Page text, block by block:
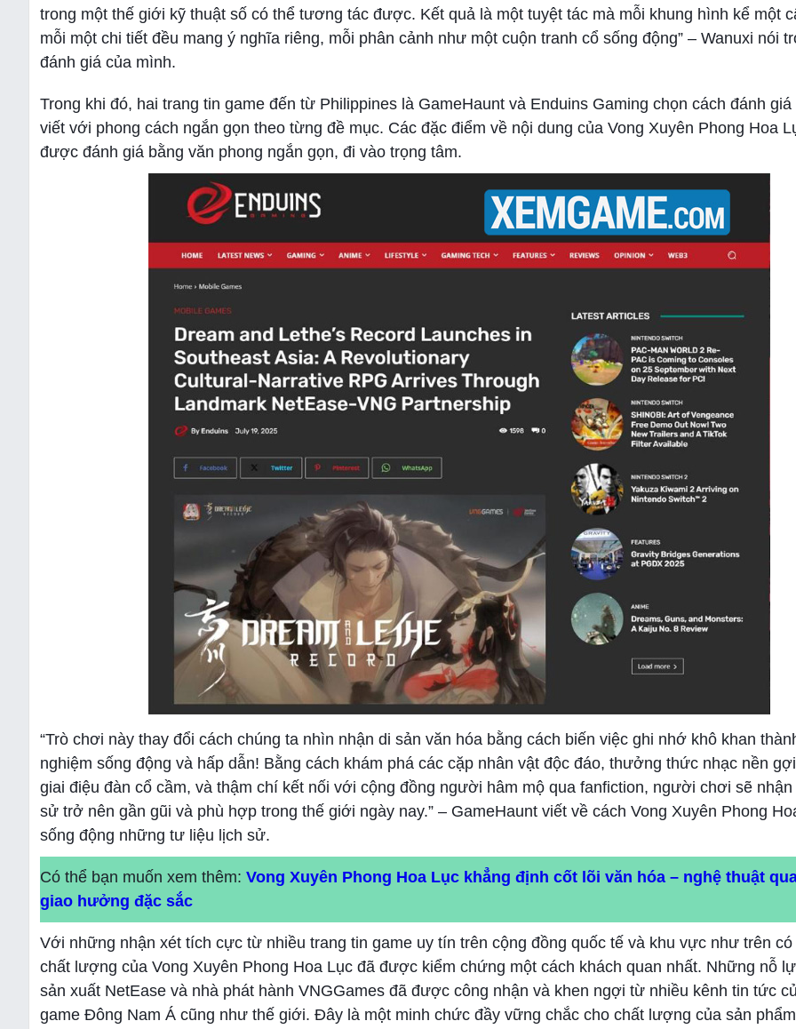
trong một thế giới kỹ thuật số có thể tương tác được. Kết quả là một tuyệt tác mà mỗi khung hình kể một
mỗi một chi tiết đều mang ý nghĩa riêng, mỗi phân cảnh như một cuộn tranh cổ sống động” – Wanuxi nói
đánh giá của mình.
Trong khi đó, hai trang tin game đến từ Philippines là GameHaunt và Enduins Gaming chọn cách đánh giá
viết với phong cách ngắn gọn theo từng đề mục. Các đặc điểm về nội dung của Vong Xuyên Phong Hoa
được đánh giá bằng văn phong ngắn gọn, đi vào trọng tâm.
“Trò chơi này thay đổi cách chúng ta nhìn nhận di sản văn hóa bằng cách biến việc ghi nhớ khô khan
nghiệm sống động và hấp dẫn! Bằng cách khám phá các cặp nhân vật độc đáo, thưởng thức nhạc nền
giai điệu đàn cổ cầm, và thậm chí kết nối với cộng đồng người hâm mộ qua fanfiction, người chơi sẽ nhận
sử trở nên gần gũi và phù hợp trong thế giới ngày nay.” – GameHaunt viết về cách Vong Xuyên Phong
sống động những tư liệu lịch sử.
Có thể bạn muốn xem thêm: Vong Xuyên Phong Hoa Lục khẳng định cốt lõi văn hóa – nghệ thuật
giao hưởng đặc sắc
Với những nhận xét tích cực từ nhiều trang tin game uy tín trên cộng đồng quốc tế và khu vực như trên có
chất lượng của Vong Xuyên Phong Hoa Lục đã được kiểm chứng một cách khách quan nhất. Những nỗ
sản xuất NetEase và nhà phát hành VNGGames đã được công nhận và khen ngợi từ nhiều kênh tin tức
game Đông Nam Á cũng như thế giới. Đây là một minh chức đầy vững chắc cho chất lượng của sản